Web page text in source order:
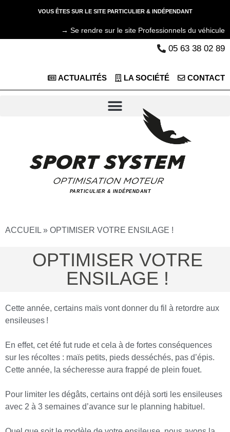
VOUS ÊTES SUR LE SITE PARTICULIER & INDÉPENDANT
→ Se rendre sur le site Professionnels du véhicule
PARTICULIER & INDÉPENDANT
05 63 38 02 89
ACTUALITÉS LA SOCIÉTÉ CONTACT
ACCUEIL » OPTIMISER VOTRE ENSILAGE !
OPTIMISER VOTRE
ENSILAGE !
Cette année, certains maïs vont donner du fil à retordre aux
ensileuses !
En effet, cet été fut rude et cela à de fortes conséquences
sur les récoltes : maïs petits, pieds desséchés, pas d’épis.
Cette année, la sécheresse aura frappé de plein fouet.
Pour limiter les dégâts, certains ont déjà sorti les ensileuses
avec 2 à 3 semaines d’avance sur le planning habituel.